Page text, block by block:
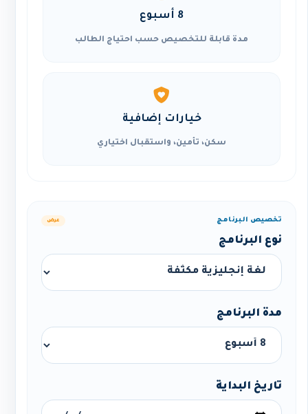
8 أسبوع
مدة قابلة للتخصيص حسب احتياج الطالب
خيارات إضافية
سكن، تأمين، واستقبال اختياري
تخصيص البرنامج عرض
نوع البرنامج
مدة البرنامج
تاريخ البداية